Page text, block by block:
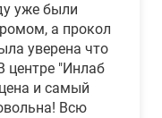
уже были
а прокол
уверена что
центре "Инлаб
и самый
Всю